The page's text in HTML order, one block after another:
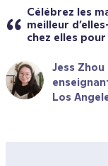
Célébrez les
meilleur
chez elles
Jess Zhou
Los